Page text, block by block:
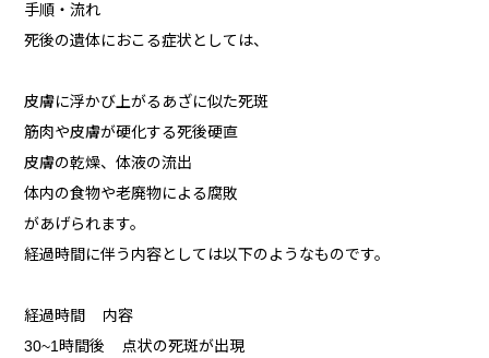
手順・流れ
死後の遺体におこる症状としては、
皮膚に浮かび上がるあざに似た死斑
筋肉や皮膚が硬化する死後硬直
皮膚の乾燥、体液の流出
体内の食物や老廃物による腐敗
があげられます。
経過時間に伴う内容としては以下のようなものです。
経過時間 内容
30~1時間後 点状の死斑が出現